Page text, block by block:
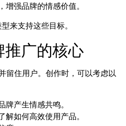
增强品牌的情感价值。
来支持这些目标。
广的核心
留住用户。创作时，可以考虑以
牌产生情感共鸣。
解如何高效使用产品。